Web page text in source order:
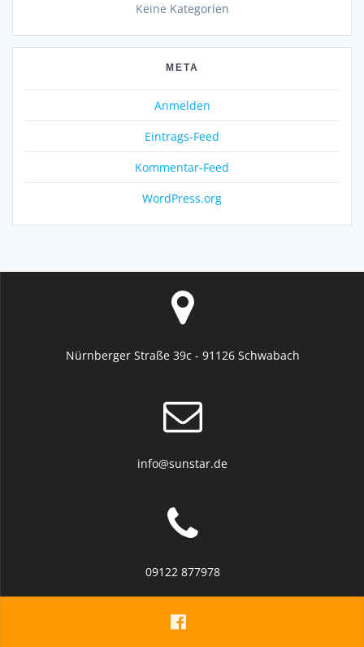
Keine Kategorien
META
Anmelden
Eintrags-Feed
Kommentar-Feed
WordPress.org
Nürnberger Straße 39c - 91126 Schwabach
info@sunstar.de
09122 877978